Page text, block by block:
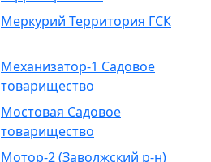
Меркурий Территория ГСК
Механизатор-1 Садовое
товарищество
Мостовая Садовое
товарищество
Мотор-2 (Заволжский р-н)